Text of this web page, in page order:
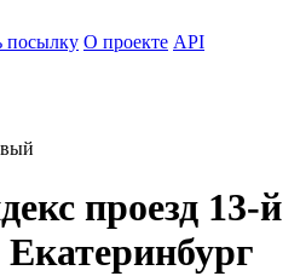
посылку О проекте API
проезд 13-й